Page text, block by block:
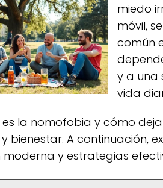
miedo
móvil,
común
y a una
vida
es la nomofobia y cómo
bienestar. A continuación,
y estrategias